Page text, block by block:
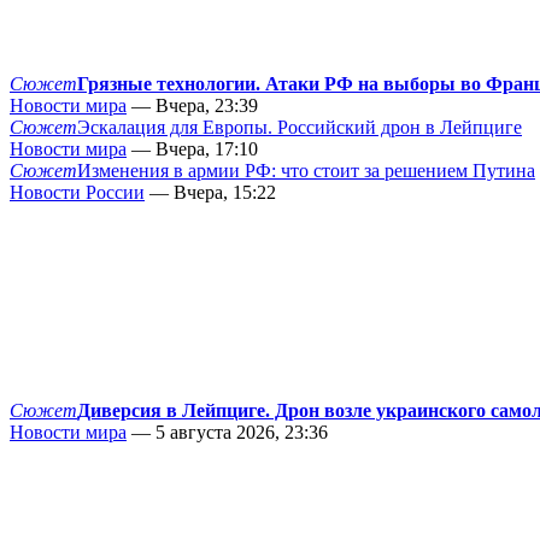
СюжетГрязные технологии. Атаки РФ на выборы во
Новости мира — Вчера, 23:39
СюжетЭскалация для Европы. Российский дрон в Лейпциге
Новости мира — Вчера, 17:10
СюжетИзменения в армии РФ: что стоит за решением Путина
Новости России — Вчера, 15:22
СюжетДиверсия в Лейпциге. Дрон возле украинского
Новости мира — 5 августа 2026, 23:36